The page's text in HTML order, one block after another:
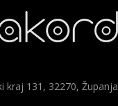
kraj 131, 32270, Županja